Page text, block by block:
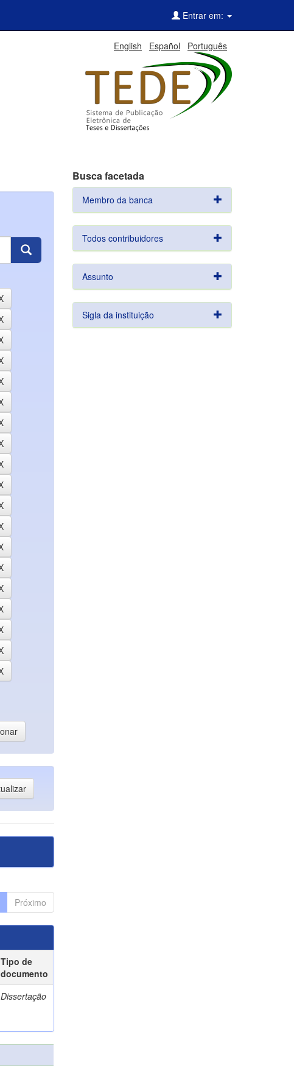
Entrar em:
English Español Português
Próximo
Tipo de
documento
Dissertação
Busca facetada
Membro da banca
Todos contribuidores
Assunto
Sigla da instituição